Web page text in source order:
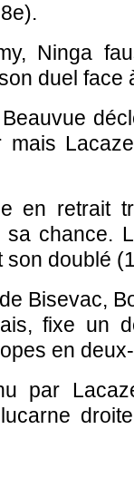
Ninga
duel face
mais
en retrait
chance.
doublé
Bisevac,
fixe un
en
par